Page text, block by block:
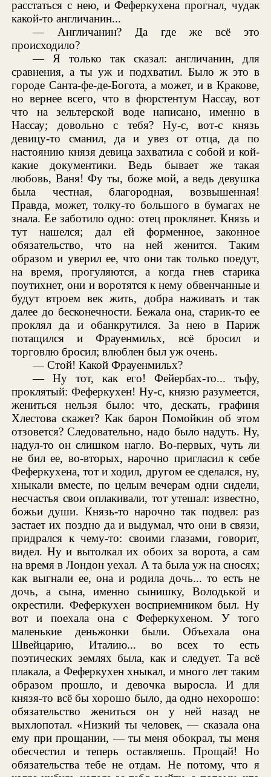
расстаться с нею, и Феферкухена прогнал, чудак
какой-то англичанин...
— Англичанин? Да где же всё это
происходило?
— Я только так сказал: англичанин, для
сравнения, а ты уж и подхватил. Было ж это в
городе Санта-фе-де-Богота, а может, и в Кракове,
но вернее всего, что в фюрстентум Нассау, вот
что на зельтерской воде написано, именно в
Нассау; довольно с тебя? Ну-с, вот-с князь
девицу-то сманил, да и увез от отца, да по
настоянию князя девица захватила с собой и кой-
какие документики. Ведь бывает же такая
любовь, Ваня! Фу ты, боже мой, а ведь девушка
была честная, благородная, возвышенная!
Правда, может, толку-то большого в бумагах не
знала. Ее заботило одно: отец проклянет. Князь и
тут нашелся; дал ей форменное, законное
обязательство, что на ней женится. Таким
образом и уверил ее, что они так только поедут,
на время, прогуляются, а когда гнев старика
поутихнет, они и воротятся к нему обвенчанные и
будут втроем век жить, добра наживать и так
далее до бесконечности. Бежала она, старик-то ее
проклял да и обанкрутился. За нею в Париж
потащился и Фрауенмильх, всё бросил и
торговлю бросил; влюблен был уж очень.
— Стой! Какой Фрауенмильх?
— Ну тот, как его! Фейербах-то... тьфу,
проклятый: Феферкухен! Ну-с, князю разумеется,
жениться нельзя было: что, дескать, графиня
Хлестова скажет? Как барон Помойкин об этом
отзовется? Следовательно, надо было надуть. Ну,
надул-то он слишком нагло. Во-первых, чуть ли
не бил ее, во-вторых, нарочно пригласил к себе
Феферкухена, тот и ходил, другом ее сделался, ну,
хныкали вместе, по целым вечерам одни сидели,
несчастья свои оплакивали, тот утешал: известно,
божьи души. Князь-то нарочно так подвел: раз
застает их поздно да и выдумал, что они в связи,
придрался к чему-то: своими глазами, говорит,
видел. Ну и вытолкал их обоих за ворота, а сам
на время в Лондон уехал. А та была уж на сносях;
как выгнали ее, она и родила дочь... то есть не
дочь, а сына, именно сынишку, Володькой и
окрестили. Феферкухен восприемником был. Ну
вот и поехала она с Феферкухеном. У того
маленькие деньжонки были. Объехала она
Швейцарию, Италию... во всех то есть
поэтических землях была, как и следует. Та всё
плакала, а Феферкухен хныкал, и много лет таким
образом прошло, и девочка выросла. И для
князя-то всё бы хорошо было, да одно нехорошо:
обязательство жениться он у ней назад не
выхлопотал. «Низкий ты человек, — сказала она
ему при прощании, — ты меня обокрал, ты меня
обесчестил и теперь оставляешь. Прощай! Но
обязательства тебе не отдам. Не потому, что я